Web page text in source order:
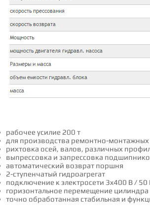
рабочее усилие 200 т
для производства peмoнтнo-мoнтaжных
рихтовка осей, валов, различных
выпpeccoвка и запрессовка
автоматический возврат поршня
2-ступенчатый гидроагрегат
подключение к электросети 3x400 В / 50
горизонтальное перемещение цилиндра
точно обработанная стабильная и